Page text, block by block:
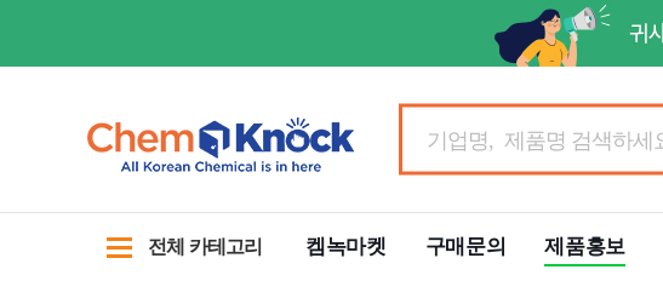
전체 카테고리 켐녹마켓 구매문의 제품홍보